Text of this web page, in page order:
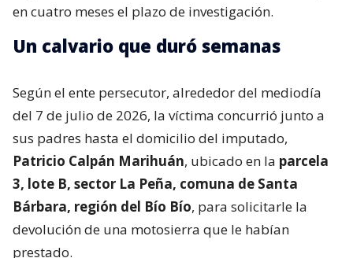
en cuatro meses el plazo de investigación.
Un calvario que duró semanas
Según el ente persecutor, alrededor del mediodía
del 7 de julio de 2026, la víctima concurrió junto a
sus padres hasta el domicilio del imputado,
Patricio Calpán Marihuán, ubicado en la parcela
3, lote B, sector La Peña, comuna de Santa
Bárbara, región del Bío Bío, para solicitarle la
devolución de una motosierra que le habían
prestado.